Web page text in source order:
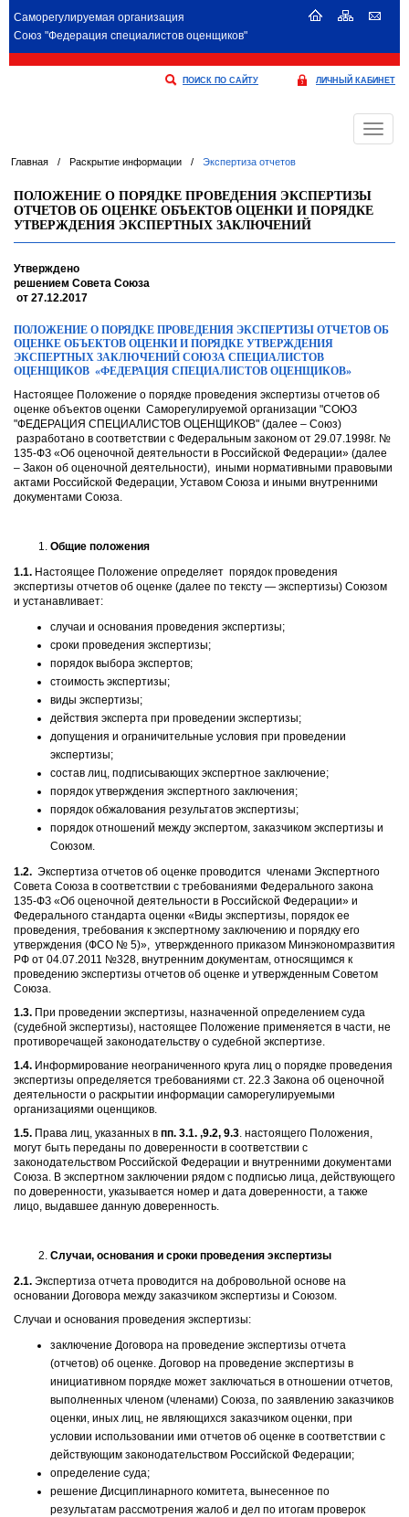
Саморегулируемая организация
Союз "Федерация специалистов оценщиков"
ПОИСК ПО САЙТУ ЛИЧНЫЙ КАБИНЕТ
Меню
Главная / Раскрытие информации / Экспертиза отчетов
ПОЛОЖЕНИЕ О ПОРЯДКЕ ПРОВЕДЕНИЯ ЭКСПЕРТИЗЫ
ОТЧЕТОВ ОБ ОЦЕНКЕ ОБЪЕКТОВ ОЦЕНКИ И ПОРЯДКЕ
УТВЕРЖДЕНИЯ ЭКСПЕРТНЫХ ЗАКЛЮЧЕНИЙ
Утверждено
решением Совета Союза
от 27.12.2017
ПОЛОЖЕНИЕ О ПОРЯДКЕ ПРОВЕДЕНИЯ ЭКСПЕРТИЗЫ ОТЧЕТОВ ОБ
ОЦЕНКЕ ОБЪЕКТОВ ОЦЕНКИ И ПОРЯДКЕ УТВЕРЖДЕНИЯ
ЭКСПЕРТНЫХ ЗАКЛЮЧЕНИЙ СОЮЗА СПЕЦИАЛИСТОВ
ОЦЕНЩИКОВ «ФЕДЕРАЦИЯ СПЕЦИАЛИСТОВ ОЦЕНЩИКОВ»
Настоящее Положение о порядке проведения экспертизы отчетов об
оценке объектов оценки Саморегулируемой организации "СОЮЗ
"ФЕДЕРАЦИЯ СПЕЦИАЛИСТОВ ОЦЕНЩИКОВ" (далее – Союз)
разработано в соответствии с Федеральным законом от 29.07.1998г. №
135-ФЗ «Об оценочной деятельности в Российской Федерации» (далее
– Закон об оценочной деятельности), иными нормативными правовыми
актами Российской Федерации, Уставом Союза и иными внутренними
документами Союза.
Общие положения
1.1. Настоящее Положение определяет порядок проведения
экспертизы отчетов об оценке (далее по тексту — экспертизы) Союзом
и устанавливает:
случаи и основания проведения экспертизы;
сроки проведения экспертизы;
порядок выбора экспертов;
стоимость экспертизы;
виды экспертизы;
действия эксперта при проведении экспертизы;
допущения и ограничительные условия при проведении
экспертизы;
состав лиц, подписывающих экспертное заключение;
порядок утверждения экспертного заключения;
порядок обжалования результатов экспертизы;
порядок отношений между экспертом, заказчиком экспертизы и
Союзом.
1.2. Экспертиза отчетов об оценке проводится членами Экспертного
Совета Союза в соответствии с требованиями Федерального закона
135-ФЗ «Об оценочной деятельности в Российской Федерации» и
Федерального стандарта оценки «Виды экспертизы, порядок ее
проведения, требования к экспертному заключению и порядку его
утверждения (ФСО № 5)», утвержденного приказом Минэкономразвития
РФ от 04.07.2011 №328, внутренним документам, относящимся к
проведению экспертизы отчетов об оценке и утвержденным Советом
Союза.
1.3. При проведении экспертизы, назначенной определением суда
(судебной экспертизы), настоящее Положение применяется в части, не
противоречащей законодательству о судебной экспертизе.
1.4. Информирование неограниченного круга лиц о порядке проведения
экспертизы определяется требованиями ст. 22.3 Закона об оценочной
деятельности о раскрытии информации саморегулируемыми
организациями оценщиков.
1.5. Права лиц, указанных в пп. 3.1. ,9.2, 9.3. настоящего Положения,
могут быть переданы по доверенности в соответствии с
законодательством Российской Федерации и внутренними документами
Союза. В экспертном заключении рядом с подписью лица, действующего
по доверенности, указывается номер и дата доверенности, а также
лицо, выдавшее данную доверенность.
Случаи, основания и сроки проведения экспертизы
2.1. Экспертиза отчета проводится на добровольной основе на
основании Договора между заказчиком экспертизы и Союзом.
Случаи и основания проведения экспертизы:
заключение Договора на проведение экспертизы отчета
(отчетов) об оценке. Договор на проведение экспертизы в
инициативном порядке может заключаться в отношении отчетов,
выполненных членом (членами) Союза, по заявлению заказчиков
оценки, иных лиц, не являющихся заказчиком оценки, при
условии использовании ими отчетов об оценке в соответствии с
действующим законодательством Российской Федерации;
определение суда;
решение Дисциплинарного комитета, вынесенное по
результатам рассмотрения жалоб и дел по итогам проверок